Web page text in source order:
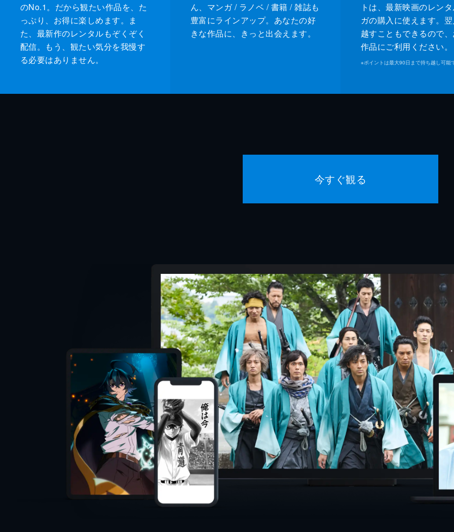
のNo.1。だから観たい作品を、た
っぷり、お得に楽しめます。ま
た、最新作のレンタルもぞくぞく
配信。もう、観たい気分を我慢す
る必要はありません。
ん、マンガ / ラノベ / 書籍 / 雑誌も
豊富にラインアップ。あなたの好
きな作品に、きっと出会えます。
トは、最新映画のレン
ガの購入に使えます。
越すこともできるので
作品にご利用ください。
※ポイントは最大90日まで持ち越し可能
今すぐ観る